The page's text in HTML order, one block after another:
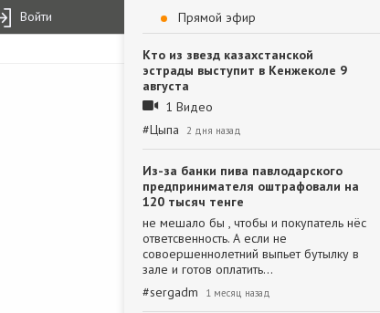
Войти Прямой эфир
Кто из звезд казахстанской
эстрады выступит в Кенжеколе 9
августа
1 Видео
#Цыпа 2 дня назад
Из-за банки пива павлодарского
предпринимателя оштрафовали на
120 тысяч тенге
не мешало бы , чтобы и покупатель нёс
ответсвенность. А если не
совоершеннолетний выпьет бутылку в
зале и готов оплатить…
#sergadm 1 месяц назад